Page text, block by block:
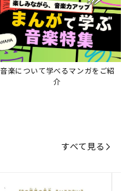
音楽について学べるマンガをご紹
介
すべて見る